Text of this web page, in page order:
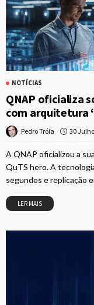
NOTÍCIAS
QNAP oficializa
com arquitetura
Pedro Tróia 30
A QNAP oficializou a
QuTS hero. A
segundos e replicação
LER MAIS